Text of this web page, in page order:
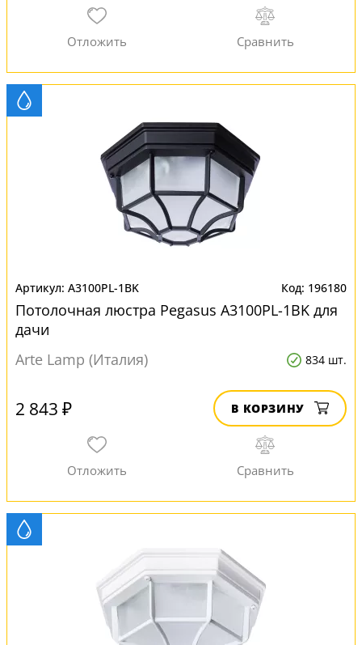
A3100PL-1BK 196180
Потолочная люстра Pegasus A3100PL-1BK для
дачи
Arte Lamp (Италия)
834 шт.
2 843 ₽ В КОРЗИНУ